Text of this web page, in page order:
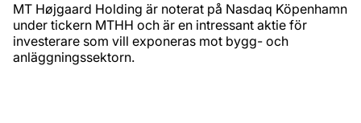
MT Højgaard Holding är noterat på Nasdaq Köpenhamn
under tickern MTHH och är en intressant aktie för
investerare som vill exponeras mot bygg- och
anläggningssektorn.